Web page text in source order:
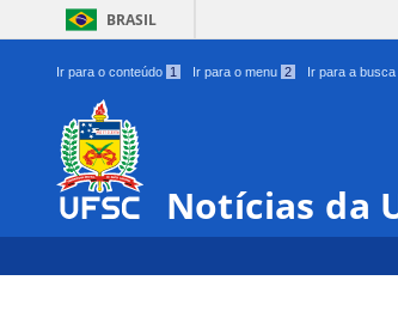
BRASIL
Ir para o conteúdo 1 Ir para o menu 2 Ir para a busca
Notícias da